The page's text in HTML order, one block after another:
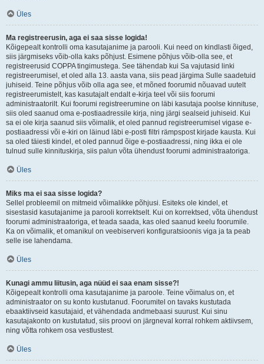
Üles
Ma registreerusin, aga ei saa sisse logida!
Kõigepealt kontrolli oma kasutajanime ja parooli. Kui need on kindlasti õiged,
siis järgmiseks võib-olla kaks põhjust. Esimene põhjus võib-olla see, et
registreerusid COPPA tingimustega. See tähendab kui Sa vajutasid linki
registreerumisel, et oled alla 13. aasta vana, siis pead järgima Sulle saadetuid
juhiseid. Teine põhjus võib olla aga see, et mõned foorumid nõuavad uutelt
registreerumistelt, kas kasutajalt endalt e-kirja teel või siis foorumi
administraatorilt. Kui foorumi registreerumine on läbi kasutaja poolse kinnituse,
siis oled saanud oma e-postiaadressile kirja, ning järgi sealseid juhiseid. Kui
sa ei ole kirja saanud siis võimalik, et oled pannud registreerumisel vigase e-
postiaadressi või e-kiri on läinud läbi e-posti filtri rämpspost kirjade kausta. Kui
sa oled täiesti kindel, et oled pannud õige e-postiaadressi, ning ikka ei ole
tulnud sulle kinnituskirja, siis palun võta ühendust foorumi administraatoriga.
Üles
Miks ma ei saa sisse logida?
Sellel probleemil on mitmeid võimalikke põhjusi. Esiteks ole kindel, et
sisestasid kasutajanime ja parooli korrektselt. Kui on korrektsed, võta ühendust
foorumi administraatoriga, et teada saada, kas oled saanud keelu foorumile.
Ka on võimalik, et omanikul on veebiserveri konfiguratsioonis viga ja ta peab
selle ise lahendama.
Üles
Kunagi ammu liitusin, aga nüüd ei saa enam sisse?!
Kõigepealt kontrolli oma kasutajanime ja paroole. Teine võimalus on, et
administraator on su konto kustutanud. Foorumitel on tavaks kustutada
ebaaktiivseid kasutajaid, et vähendada andmebaasi suurust. Kui sinu
kasutajakonto on kustutatud, siis proovi on järgneval korral rohkem aktiivsem,
ning võtta rohkem osa vestlustest.
Üles